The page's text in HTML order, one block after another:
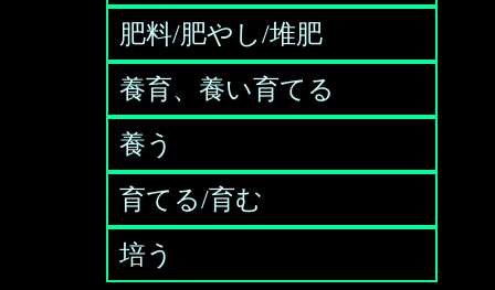
肥料/肥やし/堆肥
養育、養い育てる
養う
育てる/育む
培う